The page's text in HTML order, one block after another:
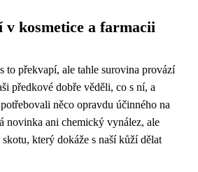
kosmetice a farmacii
to překvapí, ale tahle surovina provází
předkové dobře věděli, co s ní, a
něco opravdu účinného na
novinka ani chemický vynález, ale
který dokáže s naší kůží dělat